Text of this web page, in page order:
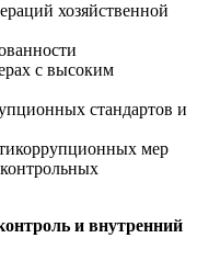
хозяйственной
с высоким
стандартов и
мер
и внутренний